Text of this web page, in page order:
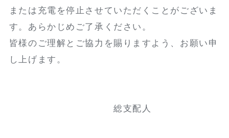
または充電を停止させていただくことがございま
す。あらかじめご了承ください。
皆様のご理解とご協力を賜りますよう、お願い申
し上げます。
総支配人